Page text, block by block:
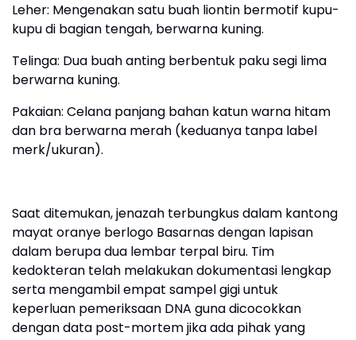
​Leher: Mengenakan satu buah liontin bermotif kupu-
kupu di bagian tengah, berwarna kuning.
​Telinga: Dua buah anting berbentuk paku segi lima
berwarna kuning.
​Pakaian: Celana panjang bahan katun warna hitam
dan bra berwarna merah (keduanya tanpa label
merk/ukuran).
Saat ditemukan, jenazah terbungkus dalam kantong
mayat oranye berlogo Basarnas dengan lapisan
dalam berupa dua lembar terpal biru. Tim
kedokteran telah melakukan dokumentasi lengkap
serta mengambil empat sampel gigi untuk
keperluan pemeriksaan DNA guna dicocokkan
dengan data post-mortem jika ada pihak yang